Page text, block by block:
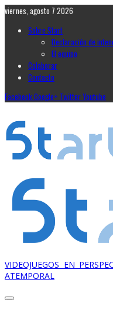
viernes, agosto 7 2026
Sobre Start
Declaración de
El equipo
Colaborar
Contacto
FacebookGoogle+ TwitterYoutube
VIDEOJUEGOS EN
ATEMPORAL